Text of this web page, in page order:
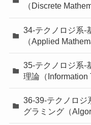
（Discrete
34-テクノロジ系-
（Applied
35-テクノロジ系-
理論（Information
36-39-テクノロジ
グラミング（